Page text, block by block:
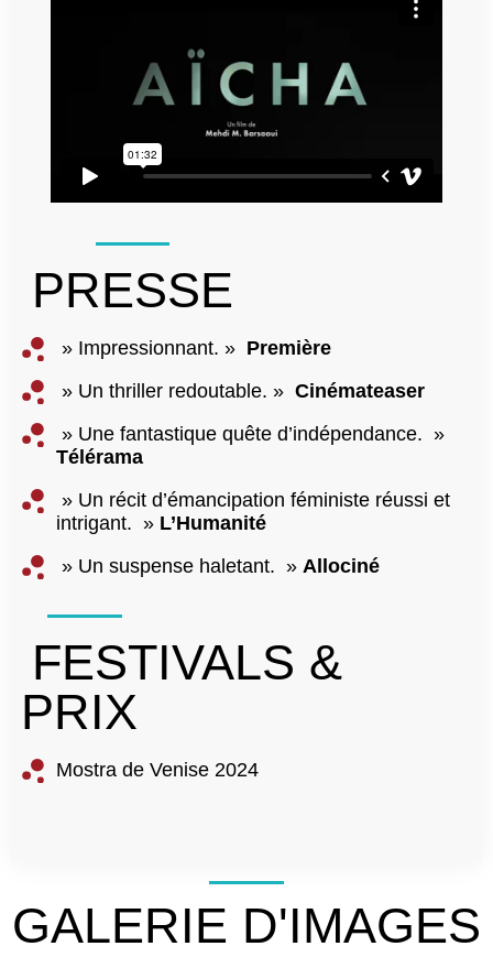
PRESSE
» Impressionnant. » Première
» Un thriller redoutable. »Cinémateaser
» Une fantastique quête d’indépendance. »
Télérama
» Un récit d’émancipation féministe réussi et
intrigant. » L’Humanité
» Un suspense haletant. »Allociné
FESTIVALS &
PRIX
Mostra de Venise 2024
GALERIE D'IMAGES